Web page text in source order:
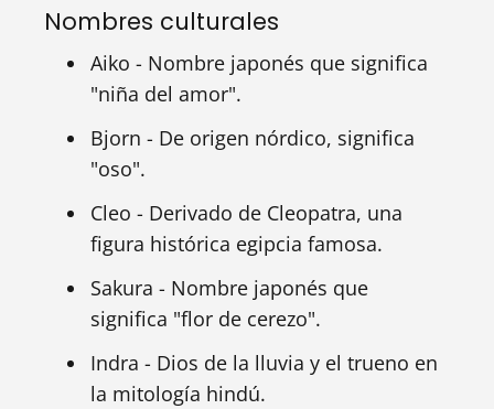
Nombres culturales
Aiko - Nombre japonés que significa
"niña del amor".
Bjorn - De origen nórdico, significa
"oso".
Cleo - Derivado de Cleopatra, una
figura histórica egipcia famosa.
Sakura - Nombre japonés que
significa "flor de cerezo".
Indra - Dios de la lluvia y el trueno en
la mitología hindú.